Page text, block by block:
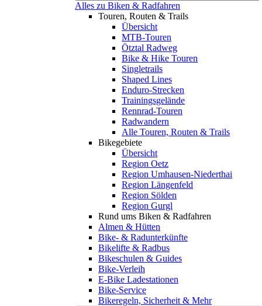
Alles zu Biken & Radfahren
Touren, Routen & Trails
Übersicht
MTB-Touren
Ötztal Radweg
Bike & Hike Touren
Singletrails
Shaped Lines
Enduro-Strecken
Trainingsgelände
Rennrad-Touren
Radwandern
Alle Touren, Routen & Trails
Bikegebiete
Übersicht
Region Oetz
Region Umhausen-Niederthai
Region Längenfeld
Region Sölden
Region Gurgl
Rund ums Biken & Radfahren
Almen & Hütten
Bike- & Radunterkünfte
Bikelifte & Radbus
Bikeschulen & Guides
Bike-Verleih
E-Bike Ladestationen
Bike-Service
Bikeregeln, Sicherheit & Mehr